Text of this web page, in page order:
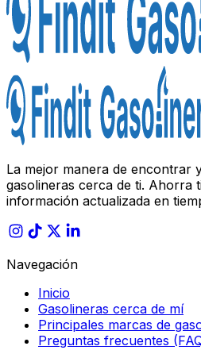
La mejor manera de encontrar
gasolineras cerca de ti. Ahorra
información actualizada en
Navegación
Inicio
Gasolineras cerca de mí
Principales marcas de
Preguntas frecuentes